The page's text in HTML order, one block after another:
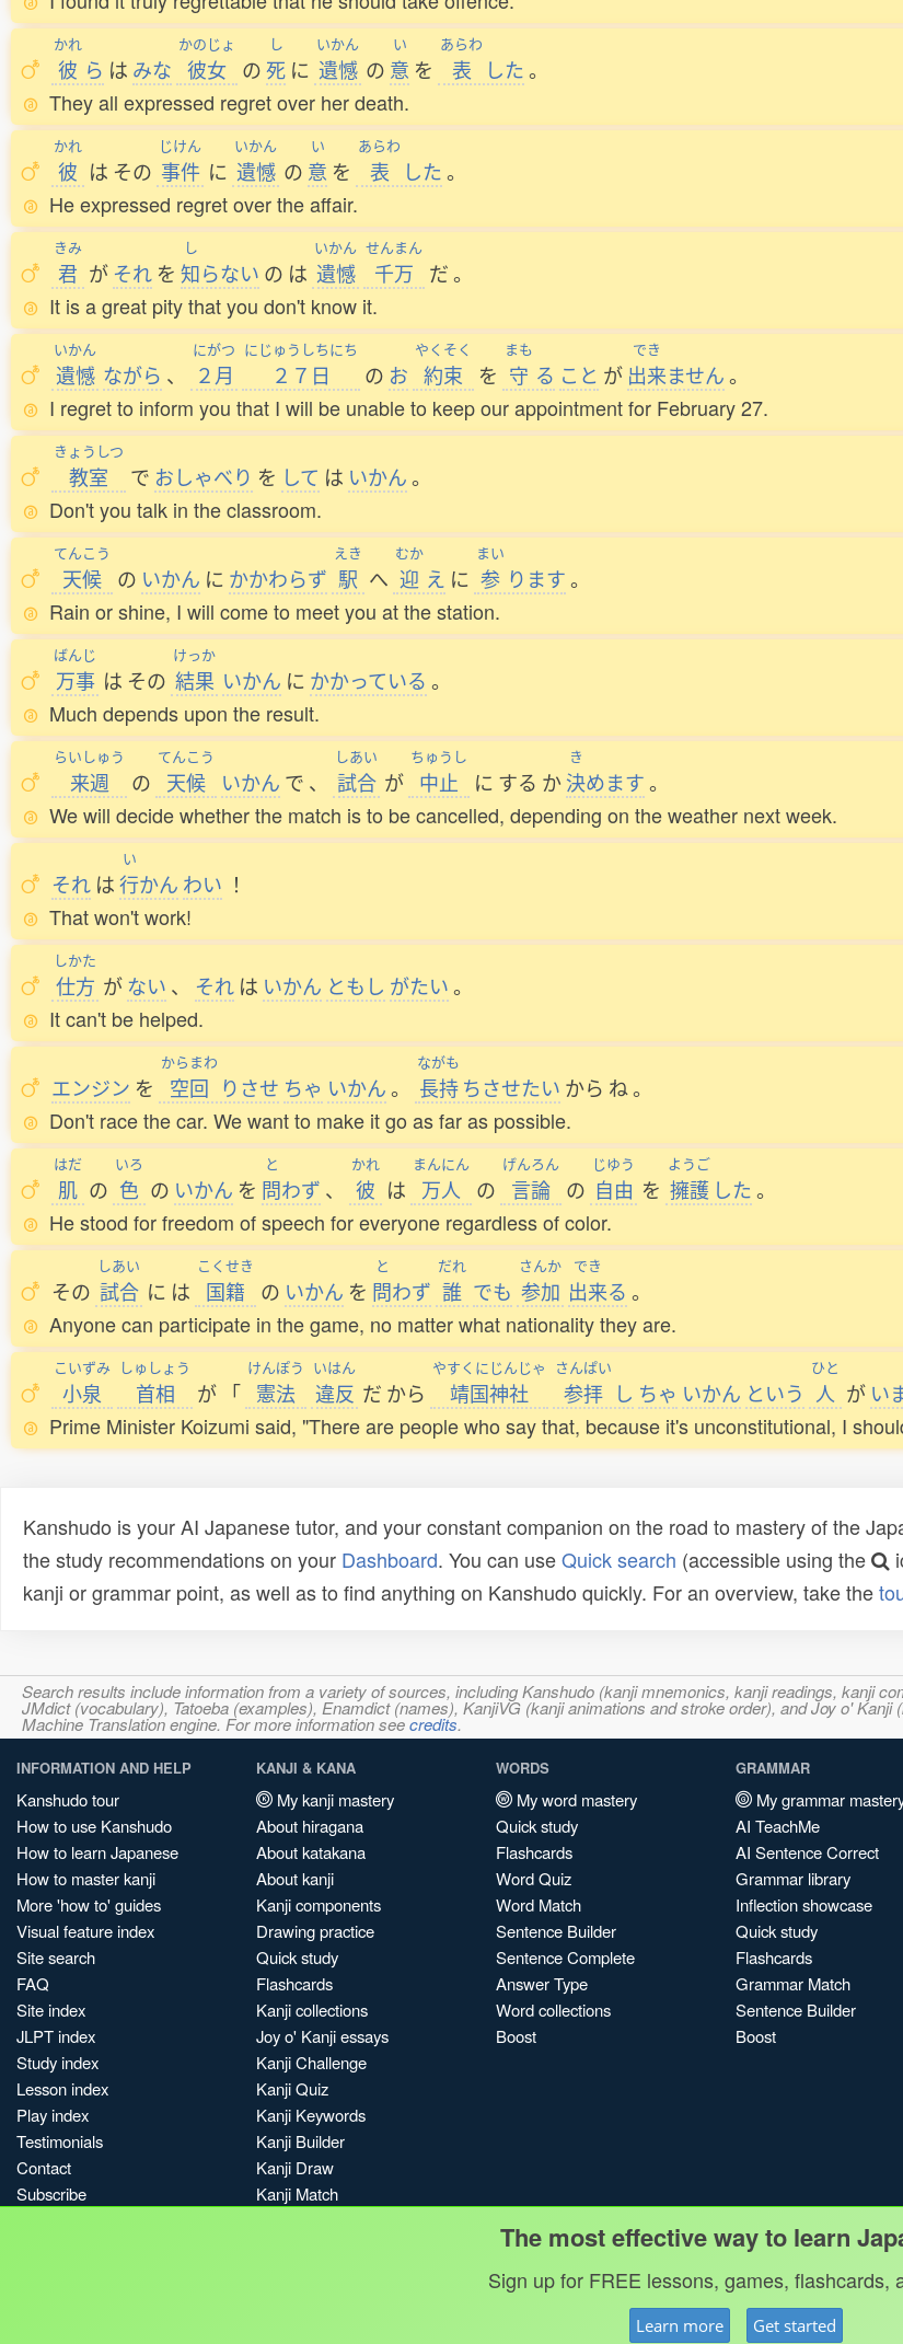
かれ
彼 ら は みな
かのじょ
彼女 の
し
死 に
いかん
遺憾 の
い
意 を
あらわ
表 した 。
They all expressed regret over her death.
かれ
彼 は その
じけん
事件 に
いかん
遺憾 の
い
意 を
あらわ
表 した 。
He expressed regret over the affair.
きみ
君 が それ を
し
知らない の は
いかん
遺憾
せんまん
千万 だ。
It is a great pity that you don't know it.
いかん
遺憾 ながら 、
にがつ
２月
にじゅうしちにち
２７日 の お
やくそく
約束 を
まも
守 る こと が
でき
出来ません。
I regret to inform you that I will be unable to keep our appointment for February 27.
きょうしつ
教室 で おしゃべり を して は いかん。
Don't you talk in the classroom.
てんこう
天候 の いかん に かかわらず
えき
駅 へ
むか
迎 え に
まい
参 ります。
Rain or shine, I will come to meet you at the station.
ばんじ
万事 は その
けっか
結果 いかん に かかっている 。
Much depends upon the result.
らいしゅう
来週 の
てんこう
天候 いかん で 、
しあい
試合 が
ちゅうし
中止 に する か
き
決めます。
We will decide whether the match is to be cancelled, depending on the weather next week.
それ は
い
行かん わい ！
That won't work!
しかた
仕方 がない 、 それ は いかん ともし がたい。
It can't be helped.
エンジン を
からまわ
空回 りさせ ちゃ いかん。
ながも
長持 ちさせたい から ね。
Don't race the car. We want to make it go as far as possible.
はだ
肌 の
いろ
色 の いかん を
と
問わず 、
かれ
彼 は
まんにん
万人 の
げんろん
言論 の
じゆう
自由 を
ようご
擁護 した 。
He stood for freedom of speech for everyone regardless of color.
その
しあい
試合 に は
こくせき
国籍 の いかん を
と
問わず
だれ
誰 でも
さんか
参加
でき
出来る 。
Anyone can participate in the game, no matter what nationality they are.
こいずみ
小泉
しゅしょう
首相 が 「
けんぽう
憲法
いはん
違反 だ から
やすくにじんじゃ
靖国神社
さんぱい
参拝 し ちゃ いかん という
ひと
人 が い
Prime Minister Koizumi said, "There are people who say that, because it's unconstitutional, I
Kanshudo is your AI Japanese tutor, and your constant companion on the road to mastery of the
the study recommendations on your Dashboard. You can useQuick search (accessible using the
kanji or grammar point, as well as to find anything on Kanshudo quickly. For an overview, take the
Search results include information from a variety of sources, including Kanshudo (kanji mnemonics, kanji readings, kanji
JMdict (vocabulary), Tatoeba (examples), Enamdict (names), KanjiVG (kanji animations and stroke order), and Joy o'
Machine Translation engine. For more information seecredits.
INFORMATION AND HELP
Kanshudo tour
How to use Kanshudo
How to learn Japanese
How to master kanji
More 'how to' guides
Visual feature index
Site search
FAQ
Site index
JLPT index
Study index
Lesson index
Play index
Testimonials
Contact
Subscribe
KANJI & KANA
My kanji mastery
About hiragana
About katakana
About kanji
Kanji components
Drawing practice
Quick study
Flashcards
Kanji collections
Joy o' Kanji essays
Kanji Challenge
Kanji Quiz
Kanji Keywords
Kanji Builder
Kanji Draw
Kanji Match
WORDS
My word mastery
Quick study
Flashcards
Word Quiz
Word Match
Sentence Builder
Sentence Complete
Answer Type
Word collections
Boost
GRAMMAR
My grammar
AI TeachMe
AI Sentence Correct
Grammar library
Inflection showcase
Quick study
Flashcards
Grammar Match
Sentence Builder
Boost
The most effective way to learn
Sign up for FREE lessons, games, flashcards,
Learn more Get started